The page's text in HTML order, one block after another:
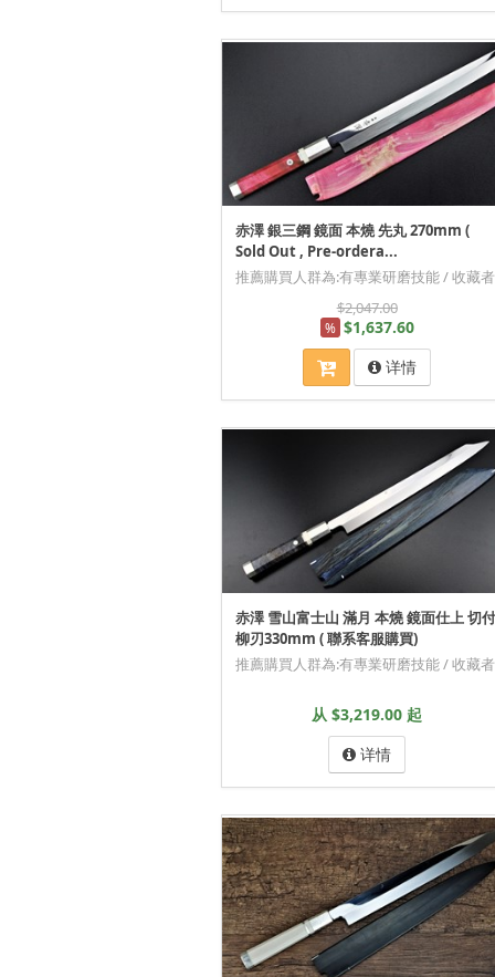
赤澤 銀三鋼 鏡面 本燒 先丸 270mm (
Sold Out , Pre-ordera...
推薦購買人群為:有專業研磨技能 / 收藏者
$2,047.00
% $1,637.60
详情
赤澤 雪山富士山 滿月 本燒 鏡面仕上 切付
柳刃330mm ( 聯系客服購買)
推薦購買人群為:有專業研磨技能 / 收藏者
从 $3,219.00 起
详情